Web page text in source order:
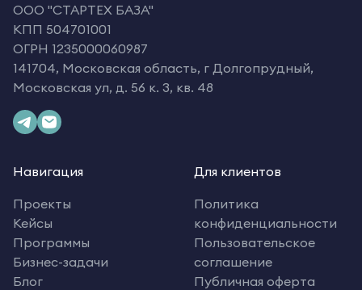
OOO "СТАРТЕХ БАЗА"
КПП 504701001
ОГРН 1235000060987
141704, Московская область, г Долгопрудный,
Московская ул, д. 56 к. 3, кв. 48
Навигация
Проекты
Кейсы
Программы
Бизнес-задачи
Блог
Для клиентов
Политика
конфиденциальности
Пользовательское
соглашение
Публичная оферта